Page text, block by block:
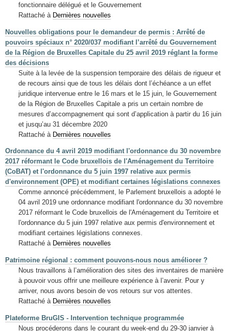
fonctionnaire délégué et le Gouvernement
Rattaché à Dernières nouvelles
Nouvelles obligations pour le demandeur de permis : Arrêté de
pouvoirs spéciaux n° 2020/037 modifiant l’arrêté du Gouvernement
de la Région de Bruxelles Capitale du 25 avril 2019 réglant la forme
des décisions
Suite à la levée de la suspension temporaire des délais de rigueur et
de recours ainsi que de tous les délais dont l’échéance a un effet
juridique intervenue entre le 16 mars et le 15 juin, le Gouvernement
de la Région de Bruxelles Capitale a pris un certain nombre de
mesures d’accompagnement qui sont d’application à partir du 16 juin
et jusqu’au 31 décembre 2020
Rattaché à Dernières nouvelles
Ordonnance du 4 avril 2019 modifiant l'ordonnance du 30 novembre
2017 réformant le Code bruxellois de l'Aménagement du Territoire
(CoBAT) et l'ordonnance du 5 juin 1997 relative aux permis
d'environnement (OPE) et modifiant certaines législations connexes
Comme annoncé précédemment, le Parlement bruxellois a adopté le
04 avril 2019 une ordonnance modifiant l'ordonnance du 30 novembre
2017 réformant le Code bruxellois de l'Aménagement du Territoire et
l'ordonnance du 5 juin 1997 relative aux permis d'environnement et
modifiant certaines législations connexes.
Rattaché à Dernières nouvelles
Patrimoine régional : comment pouvons-nous nous améliorer ?
Nous travaillons à l’amélioration des sites des inventaires de manière
à pouvoir vous offrir une meilleure expérience à l’avenir. Pour y
arriver, nous avons besoin de vos retours sur vos attentes.
Rattaché à Dernières nouvelles
Plateforme BruGIS - Intervention technique programmée
Nous procéderons dans le courant du week-end du 29-30 janvier à